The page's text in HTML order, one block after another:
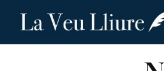
Pasar